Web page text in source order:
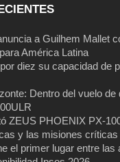
a Guilhem Mallet
América Latina
diez su capacidad de
Dentro del vuelo de
ZEUS PHOENIX PX-
y las misiones críticas
el primer lugar entre las